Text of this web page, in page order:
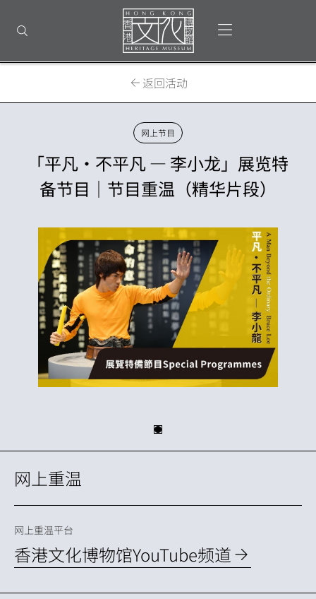
部
打开搜索
首
页
打开选单
返回活动
网上节目
「平凡•不平凡 — 李小龙」展览特
备节目｜节目重温（精华片段）
网上重温
网上重温平台
香港文化博物馆YouTube频道